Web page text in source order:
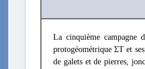
La cinquième campagne
protogéométrique ΣΤ et
de galets et de pierres,